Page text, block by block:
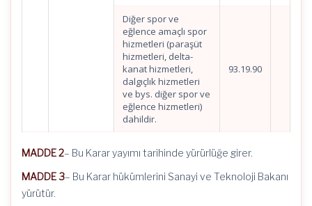
Diğer spor ve
eğlence amaçlı spor
hizmetleri (paraşüt
hizmetleri, delta-
kanat hizmetleri,
dalgıçlık hizmetleri
ve bys. diğer spor ve
eğlence hizmetleri)
dahildir.
93.19.90
MADDE 2– Bu Karar yayımı tarihinde yürürlüğe girer.
MADDE 3– Bu Karar hükümlerini Sanayi ve Teknoloji Bakanı
yürütür.